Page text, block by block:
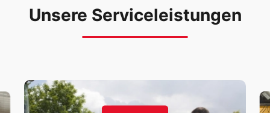
Unsere Serviceleistungen